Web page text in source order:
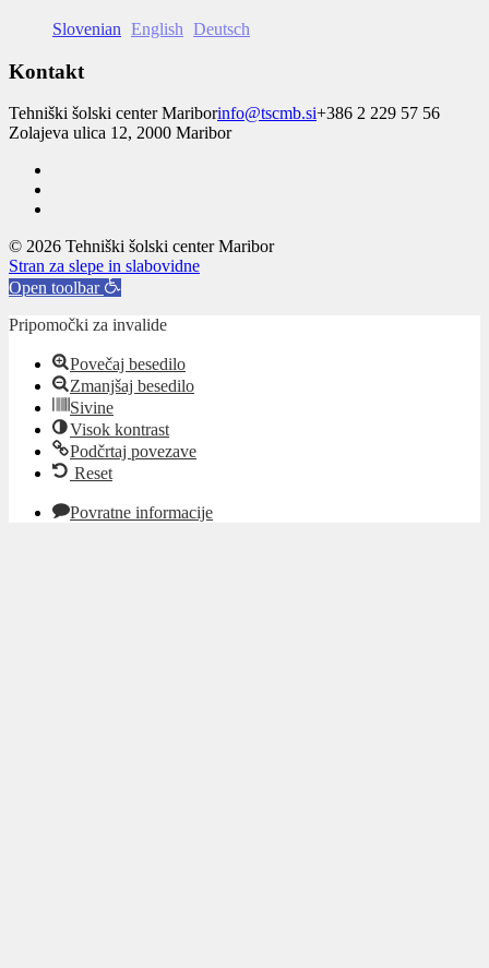
Slovenian English Deutsch
Kontakt
Tehniški šolski center Mariborinfo@tscmb.si+386 2 229 57 56
Zolajeva ulica 12, 2000 Maribor
© 2026 Tehniški šolski center Maribor
Stran za slepe in slabovidne
Open toolbar
Pripomočki za invalide
Povečaj besedilo
Zmanjšaj besedilo
Sivine
Visok kontrast
Podčrtaj povezave
Reset
Povratne informacije